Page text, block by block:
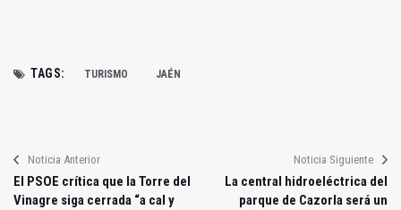
TAGS: TURISMO JAÉN
Noticia Anterior
El PSOE crítica que la Torre del
Vinagre siga cerrada “a cal y
Noticia Siguiente
La central hidroeléctrica del
parque de Cazorla será un